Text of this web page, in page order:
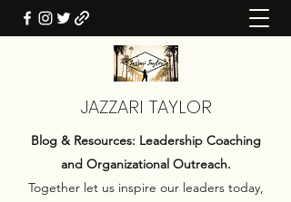
JAZZARI TAYLOR
Blog & Resources: Leadership Coaching
and Organizational Outreach.
Together let us inspire our leaders today,